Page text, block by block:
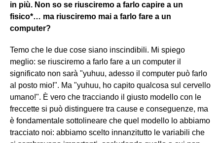
in più. Non so se riusciremo a farlo capire a un
fisico*… ma riusciremo mai a farlo fare a un
computer?
Temo che le due cose siano inscindibili. Mi spiego
meglio: se riusciremo a farlo fare a un computer il
significato non sarà "yuhuu, adesso il computer può farlo
al posto mio!". Ma "yuhuu, ho capito qualcosa sul cervello
umano!". È vero che tracciando il giusto modello con le
freccette si può distinguere tra cause e conseguenze, ma
è fondamentale sottolineare che quel modello lo abbiamo
tracciato noi: abbiamo scelto innanzitutto le variabili che